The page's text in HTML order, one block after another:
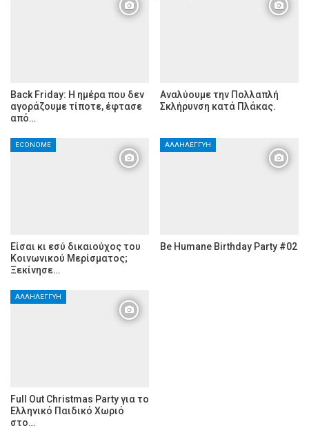
Back Friday: H ημέρα που δεν
αγοράζουμε τίποτε, έφτασε
από…
Αναλύουμε την Πολλαπλή
Σκλήρυνση κατά Πλάκας.
ECONOME
Είσαι κι εσύ δικαιούχος του
Κοινωνικού Μερίσματος;
Ξεκίνησε…
ΑΛΛΗΛΕΓΓΎΗ
Be Humane Birthday Party #02
ΑΛΛΗΛΕΓΓΎΗ
Full Out Christmas Party για το
Ελληνικό Παιδικό Χωριό
στο…